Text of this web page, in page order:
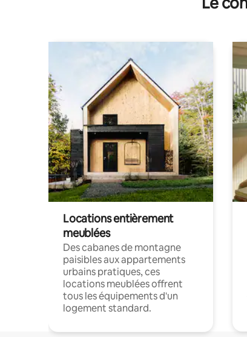
Locations entièrement
meublées
Des cabanes de montagne
paisibles aux appartements
urbains pratiques, ces
locations meublées offrent
tous les équipements d'un
logement standard.